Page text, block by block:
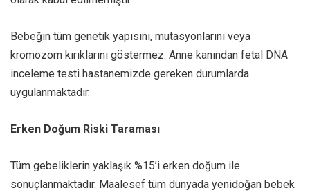
Bebeğin tüm genetik yapısını, mutasyonlarını veya
kromozom kırıklarını göstermez. Anne kanından fetal DNA
inceleme testi hastanemizde gereken durumlarda
uygulanmaktadır.
Erken Doğum Riski Taraması
Tüm gebeliklerin yaklaşık %15’i erken doğum ile
sonuçlanmaktadır. Maalesef tüm dünyada yenidoğan bebek